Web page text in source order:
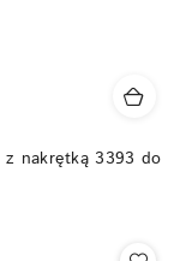
z nakrętką 3393 do